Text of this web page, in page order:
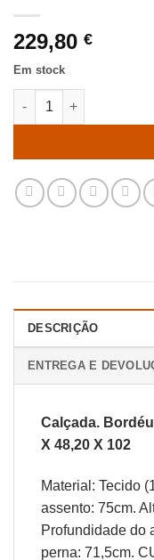
229,80 €
Em stock
Quantidade de
DESCRIÇÃO
ENTREGA E
Calçada.
X 48,20 X 102
Material: Tecido
assento: 75cm.
Profundidade do
perna: 71,5cm.